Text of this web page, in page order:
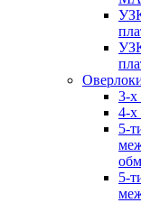
3-х
4-х
5-
5-